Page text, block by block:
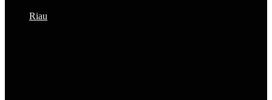
Riau